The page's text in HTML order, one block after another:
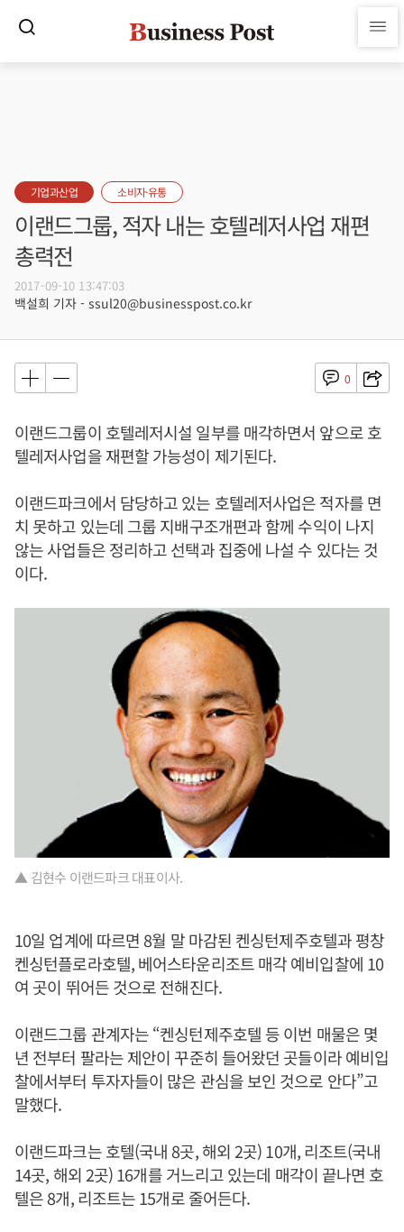
기업과산업 소비자·유통
이랜드그룹, 적자 내는 호텔레저사업 재편
총력전
2017-09-10 13:47:03
백설희 기자 - ssul20@businesspost.co.kr
0
이랜드그룹이 호텔레저시설 일부를 매각하면서 앞으로 호
텔레저사업을 재편할 가능성이 제기된다.
이랜드파크에서 담당하고 있는 호텔레저사업은 적자를 면
치 못하고 있는데 그룹 지배구조개편과 함께 수익이 나지
않는 사업들은 정리하고 선택과 집중에 나설 수 있다는 것
이다.
▲ 김현수 이랜드파크 대표이사.
10일 업계에 따르면 8월 말 마감된 켄싱턴제주호텔과 평창
켄싱턴플로라호텔, 베어스타운리조트 매각 예비입찰에 10
여 곳이 뛰어든 것으로 전해진다.
이랜드그룹 관계자는 “켄싱턴제주호텔 등 이번 매물은 몇
년 전부터 팔라는 제안이 꾸준히 들어왔던 곳들이라 예비입
찰에서부터 투자자들이 많은 관심을 보인 것으로 안다”고
말했다.
이랜드파크는 호텔(국내 8곳, 해외 2곳) 10개, 리조트(국내
14곳, 해외 2곳) 16개를 거느리고 있는데 매각이 끝나면 호
텔은 8개, 리조트는 15개로 줄어든다.